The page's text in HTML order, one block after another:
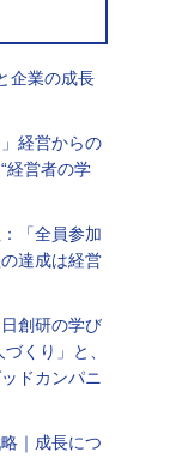
企業の成長
経営からの
経営者の学
「全員参加
達成は経営
創研の学び
くり」と、
ドカンパニ
｜成長につ